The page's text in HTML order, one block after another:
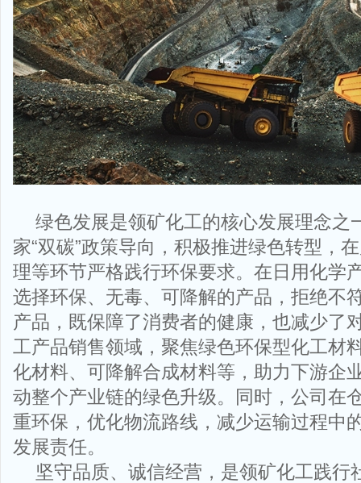
绿色发展是领矿化工的核心发展理念之
家“双碳”政策导向，积极推进绿色转型，
理等环节严格践行环保要求。在日用化学
选择环保、无毒、可降解的产品，拒绝不
产品，既保障了消费者的健康，也减少了
工产品销售领域，聚焦绿色环保型化工材
化材料、可降解合成材料等，助力下游企
动整个产业链的绿色升级。同时，公司在
重环保，优化物流路线，减少运输过程中
发展责任。
坚守品质、诚信经营，是领矿化工践行